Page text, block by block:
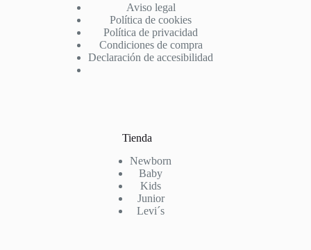
Aviso legal
Política de cookies
Política de privacidad
Condiciones de compra
Declaración de accesibilidad
Tienda
Newborn
Baby
Kids
Junior
Levi´s